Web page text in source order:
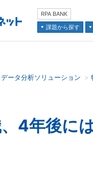
RPA BANK
課題から探す
さい
データ分析ソリューション
4年後に